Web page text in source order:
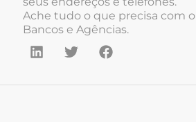
Ache tudo o que precisa com o
Bancos e Agências.